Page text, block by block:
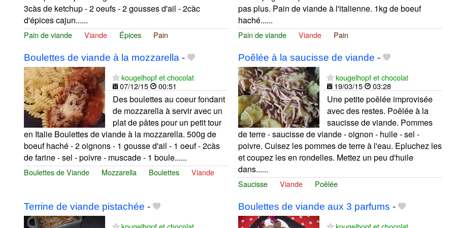
3càs de ketchup - 2 oeufs - 2 gousses d'ail - 2càc
d'épices cajun......
Pain de viande Viande Épices Pain
pas plus. Pain de viande à l'italienne. 1kg de boeuf
haché......
Pain de viande Viande Pain
Boulettes de viande à la mozzarella -
kougelhopf et chocolat
07/12/15
00:51
Des boulettes au coeur fondant
de mozzarella à servir avec un
plat de pâtes pour un petit tour
en Italie Boulettes de viande à la mozzarella. 500g de
boeuf haché - 2 oignons - 1 gousse d'ail - 1 oeuf - 2càs
de farine - sel - poivre - muscade - 1 boule......
Boulettes de Viande Mozzarella Boulettes Viande
Poêlée à la saucisse de viande -
kougelhopf et chocolat
19/03/15
03:28
Une petite poêlée improvisée
avec des restes. Poêlée à la
saucisse de viande. Pommes
de terre - saucisse de viande - oignon - huile - sel -
poivre. Cuisez les pommes de terre à l'eau. Epluchez les
et coupez les en rondelles. Mettez un peu d'huile
dans......
Saucisse Viande Poêlée
Terrine de viande pistachée -
Boulettes de viande aux 3 parfums -